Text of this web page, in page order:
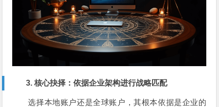
3. 核心抉择：依据企业架构进行战略匹配
选择本地账户还是全球账户，其根本依据是企业的